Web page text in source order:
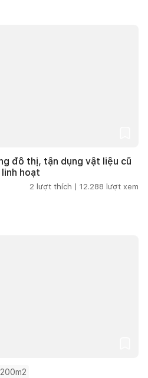
đô thị, tận dụng vật liệu cũ
hoạt
2 lượt thích | 12.288 lượt xem